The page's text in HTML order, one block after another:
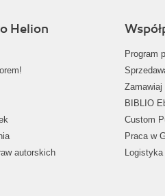
Helion
autorskich
Program
BIBLIO
Custom
Praca w